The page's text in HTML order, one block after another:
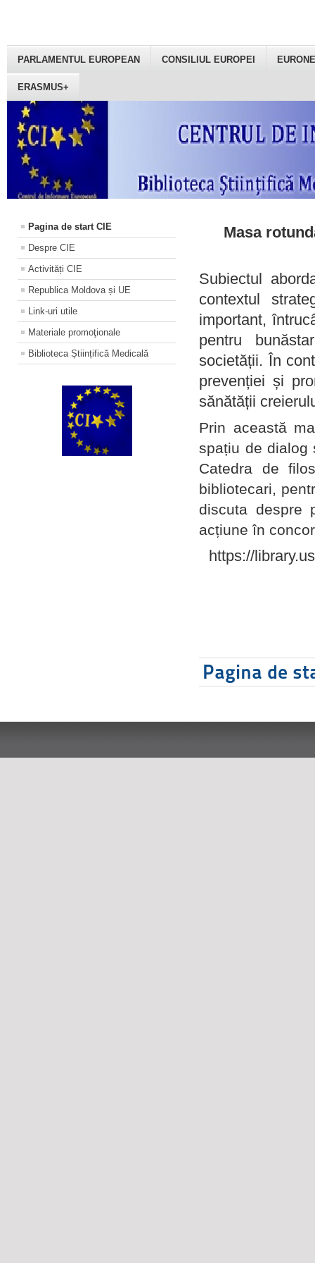
PARLAMENTUL EUROPEAN CONSILIUL EUROPEI
ERASMUS+
Pagina de start CIE
Despre CIE
Activități CIE
Republica Moldova și UE
Link-uri utile
Materiale promoţionale
Biblioteca Științifică Medicală
Masa
Subiectul
contextul
important,
pentru
societății. În
prevenției și
sănătății
Prin această
spațiu de dialog
Catedra de
bibliotecari,
discuta despre
acțiune în
https://
Pagina de